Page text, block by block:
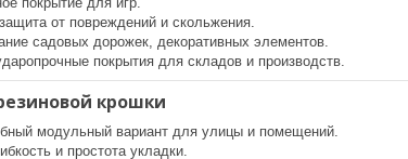
от повреждений и скольжения.
садовых дорожек, декоративных элементов.
покрытия для складов и производств.
крошки
модульный вариант для улицы и помещений.
и простота укладки.